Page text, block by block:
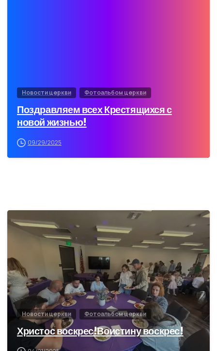
Новости церкви Фотоальбом церкви
Поздравляем всех Крестящихся с
новой жизнью!
09/29/2025
2
Новости церкви Фотоальбом церкви
Христос воскрес!Воистину воскрес!